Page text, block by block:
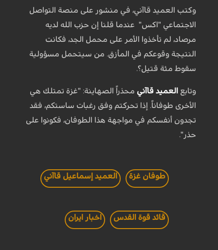
وكتب العميد قاآني، في منشور على منصة التواصل
الاجتماعي "اكس" عندما قلنا إن حزب الله لديه
مرصاد، لم تأخذوا الأمر على محمل الجد، فكانت
النتيجة وقوعكم في المأزق. من سيتحمل مسؤولية
سقوط مئة قتيل؟.
وتابع العميد قاآني محذراً الصهاينة: "غزة تمتلك هي
الأخرى طوفاناً. إذا تحركتم وفق رغبات ساستكم، فقد
تجدون أنفسكم في مواجهة هذا الطوفان، فكونوا على
حذر".
طوفان غزة العميد إسماعيل قاآني
قائد قوة القدس اخبار ايران